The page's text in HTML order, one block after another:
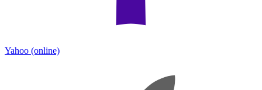
Yahoo (online)